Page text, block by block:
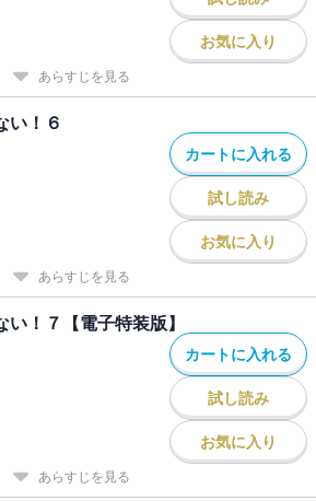
お気に入り
あらすじを見る
い！６
カートに入れる
試し読み
お気に入り
あらすじを見る
！７【電子特装版】
カートに入れる
試し読み
お気に入り
あらすじを見る